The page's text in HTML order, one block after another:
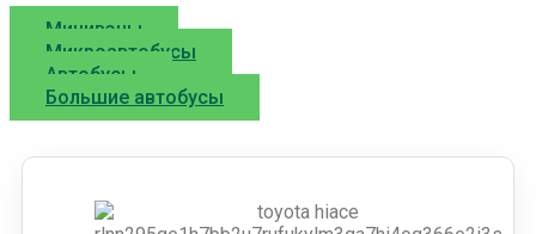
Минивэны
Микроавтобусы
Автобусы
Большие автобусы